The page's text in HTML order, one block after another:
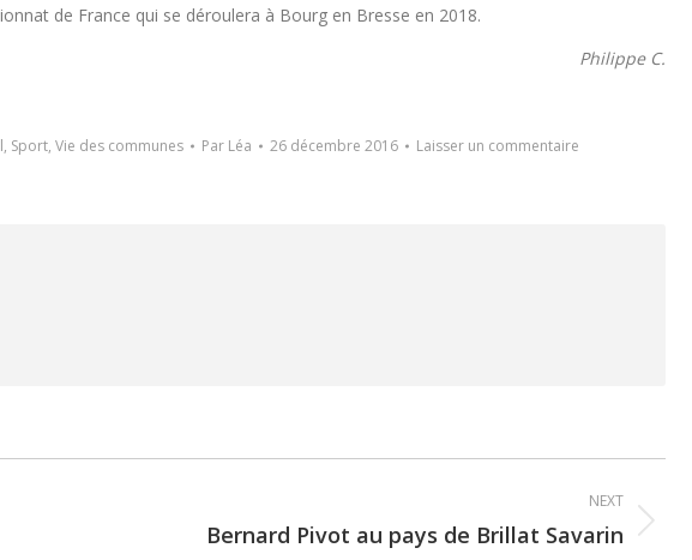
de France qui se déroulera à Bourg en Bresse en 2018.
Philippe C.
, Sport, Vie des communes Par Léa 26 décembre 2016 Laisser un commentaire
NEXT
Next
Bernard Pivot au pays de Brillat Savarin